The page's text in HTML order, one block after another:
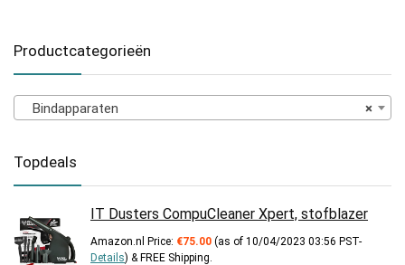
Productcategorieën
×
Bindapparaten
Topdeals
IT Dusters CompuCleaner Xpert, stofblazer
Amazon.nl Price: €75.00 (as of 10/04/2023 03:56 PST-
Details) & FREE Shipping